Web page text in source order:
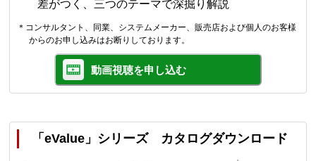
差がつく、三つのテーマで深掘り解説
＊コンサルタント、同業、システムメーカー、販売店および個人のお客様
からのお申し込みはお断りしております。
動画視聴を申し込む
「eValue」シリーズ カタログダウンロード